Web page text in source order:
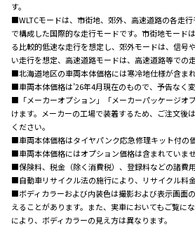
す。
■WLTCモードは、市街地、郊外、高速道路の各走
で構成した国際的な走行モードです。市街地モード
る比較的低速な走行を想定し、郊外モードは、信号
い走行を想定、高速道路モードは、高速道路等での
■北海道地区の車両本体価格には寒冷地仕様が含まれ
■車両本体価格は’26年4月現在のもので、予告なく
■「メーカーオプション」「メーカーパッケージオ
けます。メーカーの工場で装着するため、ご注文後
ください。
■車両本体価格はタイヤパンク応急修理キット付の価
■車両本体価格にはオプション価格は含まれていませ
■保険料、税金（除く消費税）、登録料などの諸費
■自動車リサイクル法の施行により、リサイクル料
■ボディカラーおよび内装色は撮影および表示画面
えることがあります。また、実車においてもご覧に
により、ボディカラーの見え方は異なります。